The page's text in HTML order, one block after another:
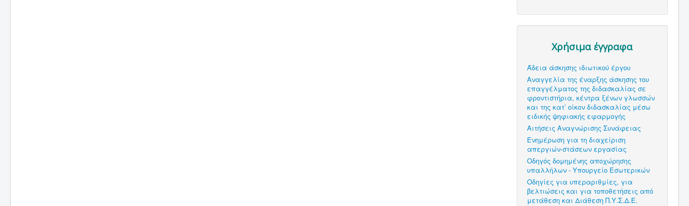
Χρήσιμα έγγραφα
Άδεια άσκησης ιδιωτικού έργου
Αναγγελία της έναρξης άσκησης του
επαγγέλματος της διδασκαλίας σε
φροντιστήρια, κέντρα ξένων γλωσσών
και της κατ’ οίκον διδασκαλίας μέσω
ειδικής ψηφιακής εφαρμογής
Αιτήσεις Αναγνώρισης Συνάφειας
Ενημέρωση για τη διαχείριση
απεργιών-στάσεων εργασίας
Οδηγός δομημένης αποχώρησης
υπαλλήλων - Υπουργείο Εσωτερικών
Οδηγίες για υπεραριθμίες, για
βελτιώσεις και για τοποθετήσεις από
μετάθεση και Διάθεση Π.Υ.Σ.Δ.Ε.